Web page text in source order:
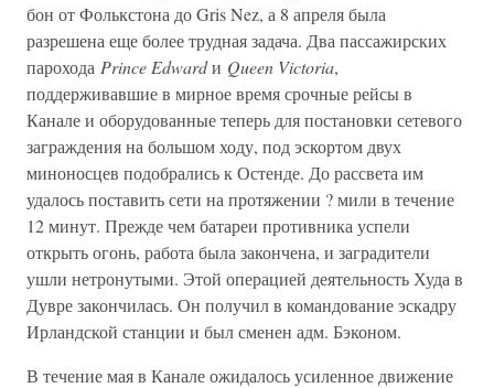
бон от Фолькстона до Gris Nez, а 8 апреля была
разрешена еще более трудная задача. Два пассажирских
парохода Prince Edwardи Queen Victoria,
поддерживавшие в мирное время срочные рейсы в
Канале и оборудованные теперь для постановки сетевого
заграждения на большом ходу, под эскортом двух
миноносцев подобрались к Остенде. До рассвета им
удалось поставить сети на протяжении ? мили в течение
12 минут. Прежде чем батареи противника успели
открыть огонь, работа была закончена, и заградители
ушли нетронутыми. Этой операцией деятельность Худа в
Дувре закончилась. Он получил в командование эскадру
Ирландской станции и был сменен адм. Бэконом.
В течение мая в Канале ожидалось усиленное движение